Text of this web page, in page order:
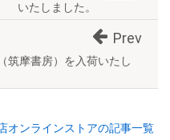
いたしました。
筑摩書房）を入荷いたし
Prev
オンラインストアの記事一覧